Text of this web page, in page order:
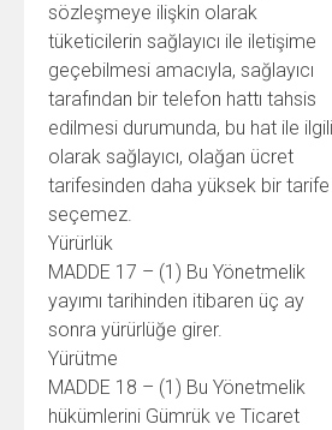
sözleşmeye ilişkin olarak
tüketicilerin sağlayıcı ile iletişime
geçebilmesi amacıyla, sağlayıcı
tarafından bir telefon hattı tahsis
edilmesi durumunda, bu hat ile ilgili
olarak sağlayıcı, olağan ücret
tarifesinden daha yüksek bir tarife
seçemez.
Yürürlük
MADDE 17 – (1) Bu Yönetmelik
yayımı tarihinden itibaren üç ay
sonra yürürlüğe girer.
Yürütme
MADDE 18 – (1) Bu Yönetmelik
hükümlerini Gümrük ve Ticaret